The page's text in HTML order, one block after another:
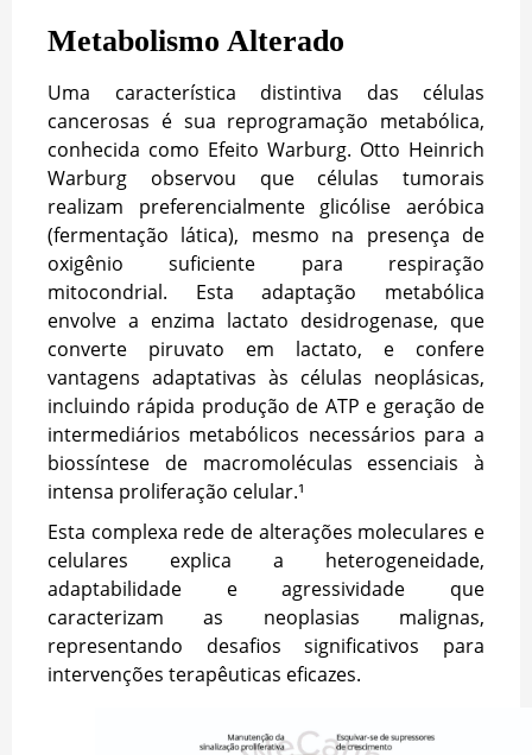
Metabolismo Alterado
Uma característica distintiva das células
cancerosas é sua reprogramação metabólica,
conhecida como Efeito Warburg. Otto Heinrich
Warburg observou que células tumorais
realizam preferencialmente glicólise aeróbica
(fermentação lática), mesmo na presença de
oxigênio suficiente para respiração
mitocondrial. Esta adaptação metabólica
envolve a enzima lactato desidrogenase, que
converte piruvato em lactato, e confere
vantagens adaptativas às células neoplásicas,
incluindo rápida produção de ATP e geração de
intermediários metabólicos necessários para a
biossíntese de macromoléculas essenciais à
intensa proliferação celular.¹
Esta complexa rede de alterações moleculares e
celulares explica a heterogeneidade,
adaptabilidade e agressividade que
caracterizam as neoplasias malignas,
representando desafios significativos para
intervenções terapêuticas eficazes.